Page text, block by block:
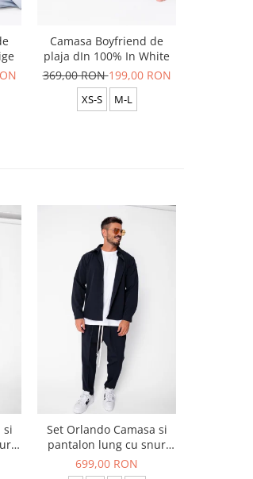
Camasa Boyfriend de
plaja dIn 100% In White
369,00 RON199,00 RON
XS-S M-L
si
Set Orlando Camasa si
pantalon lung cu snur
Premium Navy
699,00 RON